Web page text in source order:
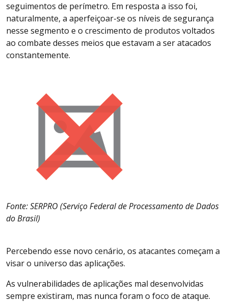
seguimentos de perímetro. Em resposta a isso foi,
naturalmente, a aperfeiçoar-se os níveis de segurança
nesse segmento e o crescimento de produtos voltados
ao combate desses meios que estavam a ser atacados
constantemente.
Fonte: SERPRO (Serviço Federal de Processamento de Dados
do Brasil)
Percebendo esse novo cenário, os atacantes começam a
visar o universo das aplicações.
As vulnerabilidades de aplicações mal desenvolvidas
sempre existiram, mas nunca foram o foco de ataque.